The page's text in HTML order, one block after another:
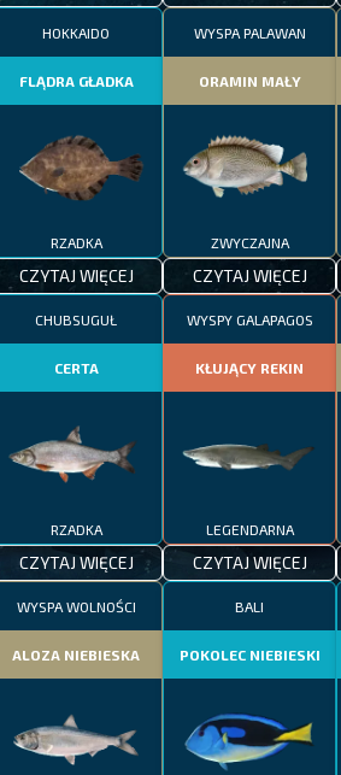
HOKKAIDO
FLĄDRA GŁADKA
RZADKA
CZYTAJ WIĘCEJ
WYSPA PALAWAN
ORAMIN MAŁY
ZWYCZAJNA
CZYTAJ WIĘCEJ
CHUBSUGUŁ
CERTA
RZADKA
CZYTAJ WIĘCEJ
WYSPY GALAPAGOS
KŁUJĄCY REKIN
LEGENDARNA
CZYTAJ WIĘCEJ
WYSPA WOLNOŚCI
ALOZA NIEBIESKA
BALI
POKOLEC NIEBIESKI